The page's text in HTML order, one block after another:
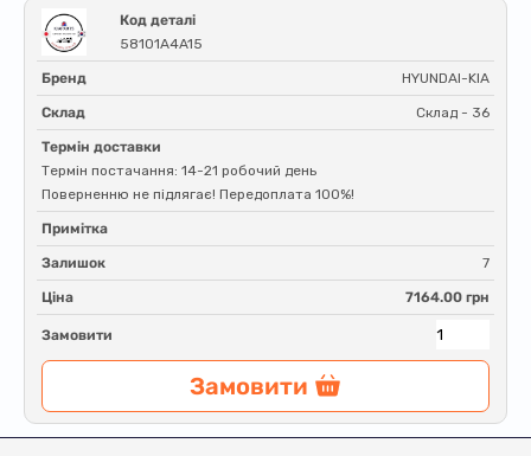
Код деталі
58101A4A15
Бренд HYUNDAI-KIA
Склад Склад - 36
Термін доставки
Термін постачання: 14-21 робочий день
Поверненню не підлягає! Передоплата 100%!
Примітка
Залишок 7
Ціна 7164.00 грн
Замовити
Замовити